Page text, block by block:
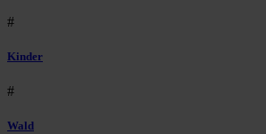
#
Kinder
#
Wald